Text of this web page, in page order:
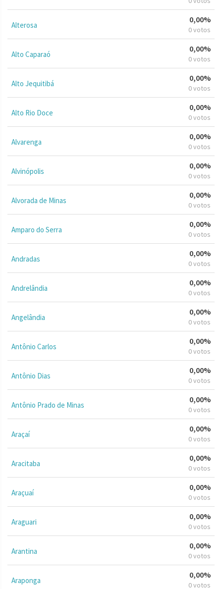
Alterosa
0,00%
0 votos
Alto Caparaó
0,00%
0 votos
Alto Jequitibá
0,00%
0 votos
Alto Rio Doce
0,00%
0 votos
Alvarenga
0,00%
0 votos
Alvinópolis
0,00%
0 votos
Alvorada de Minas
0,00%
0 votos
Amparo do Serra
0,00%
0 votos
Andradas
0,00%
0 votos
Andrelândia
0,00%
0 votos
Angelândia
0,00%
0 votos
Antônio Carlos
0,00%
0 votos
Antônio Dias
0,00%
0 votos
Antônio Prado de Minas
0,00%
0 votos
Araçaí
0,00%
0 votos
Aracitaba
0,00%
0 votos
Araçuaí
0,00%
0 votos
Araguari
0,00%
0 votos
Arantina
0,00%
0 votos
Araponga
0,00%
0 votos